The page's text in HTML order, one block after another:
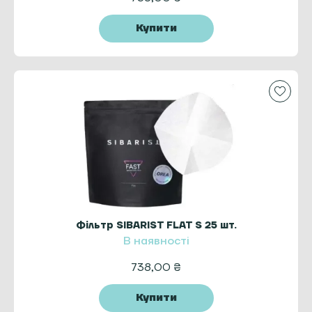
Купити
Фільтр SIBARIST FLAT S 25 шт.
В наявності
738,00 ₴
Купити